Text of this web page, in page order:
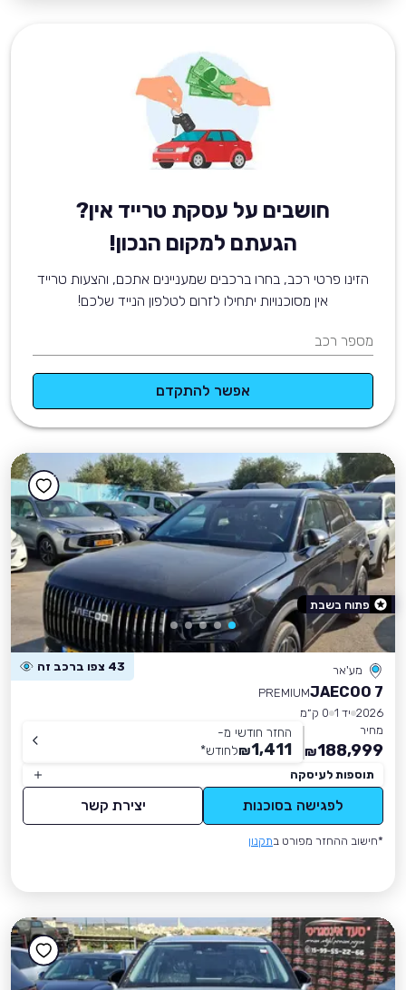
חושבים על עסקת טרייד אין?
הגעתם למקום הנכון!
הזינו פרטי רכב, בחרו ברכבים שמעניינים אתכם, והצעות טרייד
אין מסוכנויות יתחילו לזרום לטלפון הנייד שלכם!
מספר רכב
אפשר להתקדם
מע'אר 43 צפו ברכב זה
JAECOO 7
PREMIUM
2026 יד 1
0 ק״מ
מחיר
188,999
₪
החזר חודשי מ-
1,411
₪לחודש*
תוספות לעיסקה
לפגישה בסוכנות יצירת קשר
*חישוב ההחזר מפורט בתקנון
פתוח בשבת